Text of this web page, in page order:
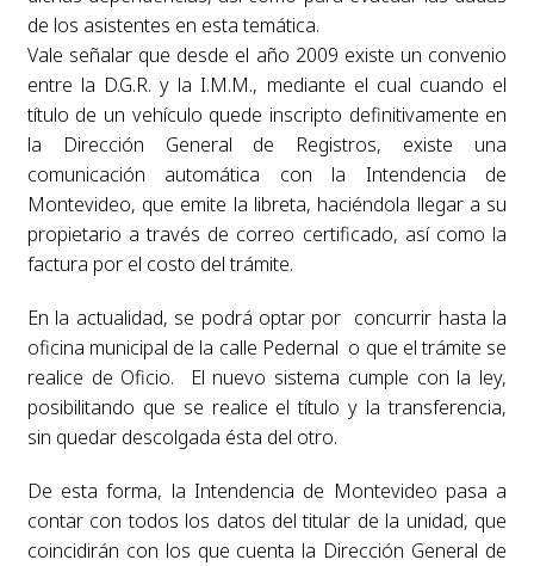
de los asistentes en esta temática.
Vale señalar que desde el año 2009 existe un convenio
entre la D.G.R. y la I.M.M., mediante el cual cuando el
título de un vehículo quede inscripto definitivamente en
la Dirección General de Registros, existe una
comunicación automática con la Intendencia de
Montevideo, que emite la libreta, haciéndola llegar a su
propietario a través de correo certificado, así como la
factura por el costo del trámite.
En la actualidad, se podrá optar por concurrir hasta la
oficina municipal de la calle Pedernal o que el trámite se
realice de Oficio. El nuevo sistema cumple con la ley,
posibilitando que se realice el título y la transferencia,
sin quedar descolgada ésta del otro.
De esta forma, la Intendencia de Montevideo pasa a
contar con todos los datos del titular de la unidad, que
coincidirán con los que cuenta la Dirección General de